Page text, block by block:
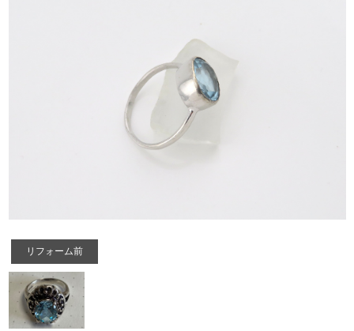
リフォーム前